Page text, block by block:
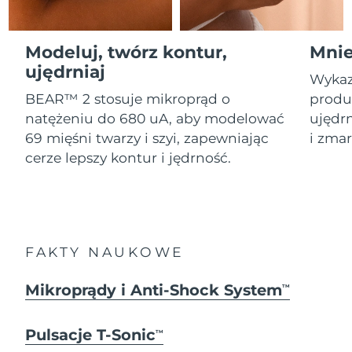
Modeluj, twórz kontur,
ujędrniaj
BEAR™ 2 stosuje mikroprąd o
natężeniu do 680 uA, aby modelować
69 mięśni twarzy i szyi, zapewniając
cerze lepszy kontur i jędrność.
i
FAKTY NAUKOWE
Mikroprądy i Anti-Shock SystemTM
Pulsacje T-SonicTM
All revitalizing eye massagers
Advanced pore care essentials
Serum
For healthy hair
issa™ Teeth Whitening Gel
18% PAP
Kupuj
Gibraltar
Grecja
Oczekiwany czas dostawy
09/08/2026
SRA Hongkong
(Chiny)
Oczekiwany czas dostawy
10/08/2026
Węgry
Oczekiwany czas dostawy
Indonezja
Irlandia
Oczekiwany czas dostawy
09/08/2026
Wyspa Man